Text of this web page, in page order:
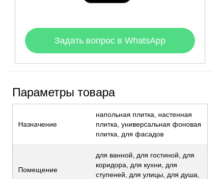
Задать вопрос в WhatsApp
Параметры товара
Назначение
напольная плитка, настенная
плитка, универсальная фоновая
плитка, для фасадов
Помещение
для ванной, для гостиной, для
коридора, для кухни, для
ступеней, для улицы, для душа,